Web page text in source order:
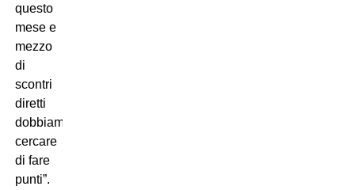
questo
mese e
mezzo
di
scontri
diretti
dobbiamo
cercare
di fare
punti”.